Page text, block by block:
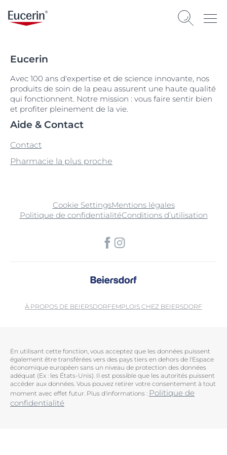
Eucerin
Avec 100 ans d'expertise et de science innovante, nos
produits de soin de la peau assurent une haute qualité
qui fonctionnent. Notre mission : vous faire sentir bien
et profiter pleinement de la vie.
Aide & Contact
Contact
Pharmacie la plus proche
Cookie SettingsMentions légales
Politique de confidentialitéConditions d’utilisation
À PROPOS DE BEIERSDORFEMPLOIS CHEZ BEIERSDORF
En utilisant cette fonction, vous acceptez que les données puissent
également être transférées vers des pays tiers en dehors de l'Espace
économique européen sans un niveau de protection des données
adéquat (Ex : les États-Unis). Il est possible que les autorités puissent
accéder aux données. Vous pouvez retirer votre consentement à tout
moment avec effet futur. Plus d'informations : Politique de
confidentialité